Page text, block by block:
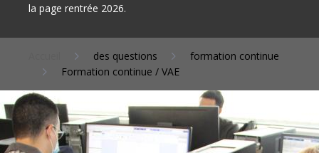
la page rentrée 2026.
des questions
formation continue
Formation continue / VAE